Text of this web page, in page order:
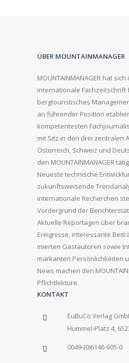
ÜBER MOUNTAINMANAGER
MOUNTAINMANAGER hat
internationale Fachzeitschrift
bergtouristisches
an führender Position
kompetentesten
mit Sitz in den drei zentralen
Österreich, Schweiz und
den MOUNTAINMANAGER
Neueste technische
zukunftsweisende
internationale Recherchen
Vordergrund der
Aktuelle Reportagen über
Ereignisse, interessante
mierten Gastautoren sowie
markanten Persönlichkeiten
News machen den
Pflichtlektüre.
KONTAKT
EuBuCo Verlag
Hummel-Platz 4,
0049-(0)6146-605-0